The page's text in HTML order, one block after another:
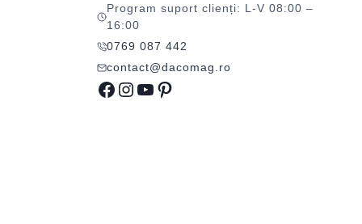
Program suport clienți: L-V 08:00 –
16:00
0769 087 442
contact@dacomag.ro
Facebook
Instagram
YouTube
Pinterest